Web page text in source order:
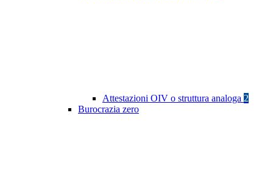
Attestazioni OIV o struttura analoga 2
Burocrazia zero